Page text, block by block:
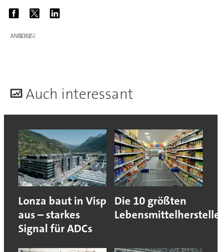
ANZEIGE
Auch interessant
Lonza baut in Visp
aus – starkes
Signal für ADCs
Die 10 größten